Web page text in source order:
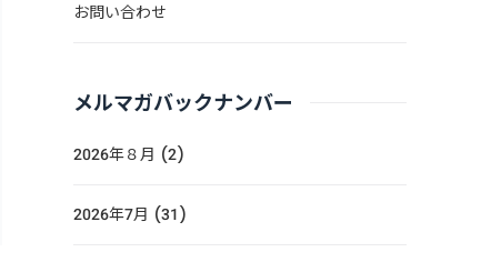
お問い合わせ
メルマガバックナンバー
2026年８月 (2)
2026年7月 (31)